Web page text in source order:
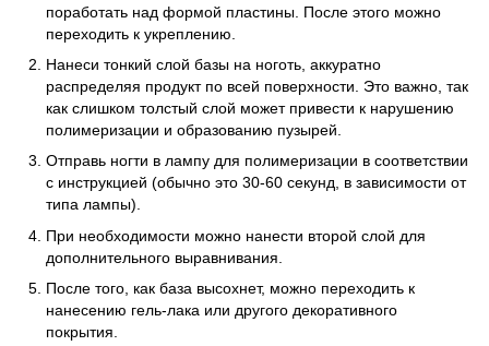
поработать над формой пластины. После этого можно
переходить к укреплению.
Нанеси тонкий слой базы на ноготь, аккуратно
распределяя продукт по всей поверхности. Это важно, так
как слишком толстый слой может привести к нарушению
полимеризации и образованию пузырей.
Отправь ногти в лампу для полимеризации в соответствии
с инструкцией (обычно это 30-60 секунд, в зависимости от
типа лампы).
При необходимости можно нанести второй слой для
дополнительного выравнивания.
После того, как база высохнет, можно переходить к
нанесению гель-лака или другого декоративного
покрытия.